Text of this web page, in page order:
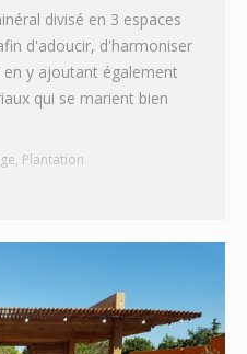
divisé en 3 espaces
d'adoucir, d'harmoniser
y ajoutant également
qui se marient bien
, Plantation